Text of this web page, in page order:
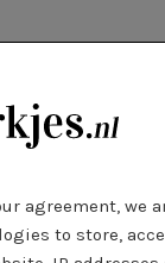
agreement, we
to store,
Een bericht gedeeld